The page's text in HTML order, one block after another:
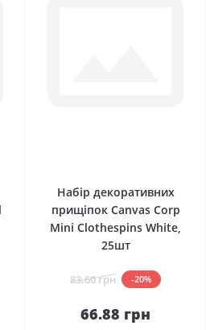
Набір декоративних
прищіпок Canvas Corp
Mini Clothespins White,
25шт
83.60 грн -20%
66.88 грн